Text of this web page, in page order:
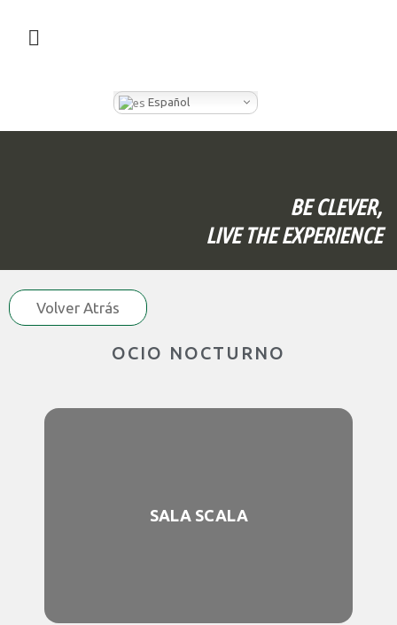
Español
BE CLEVER,
LIVE THE EXPERIENCE
Volver Atrás
OCIO NOCTURNO
SALA SCALA